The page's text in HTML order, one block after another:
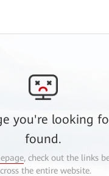
you're looking
found.
, check out the links
the entire website.